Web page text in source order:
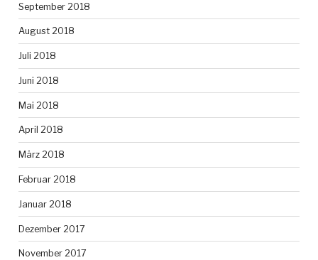
September 2018
August 2018
Juli 2018
Juni 2018
Mai 2018
April 2018
März 2018
Februar 2018
Januar 2018
Dezember 2017
November 2017